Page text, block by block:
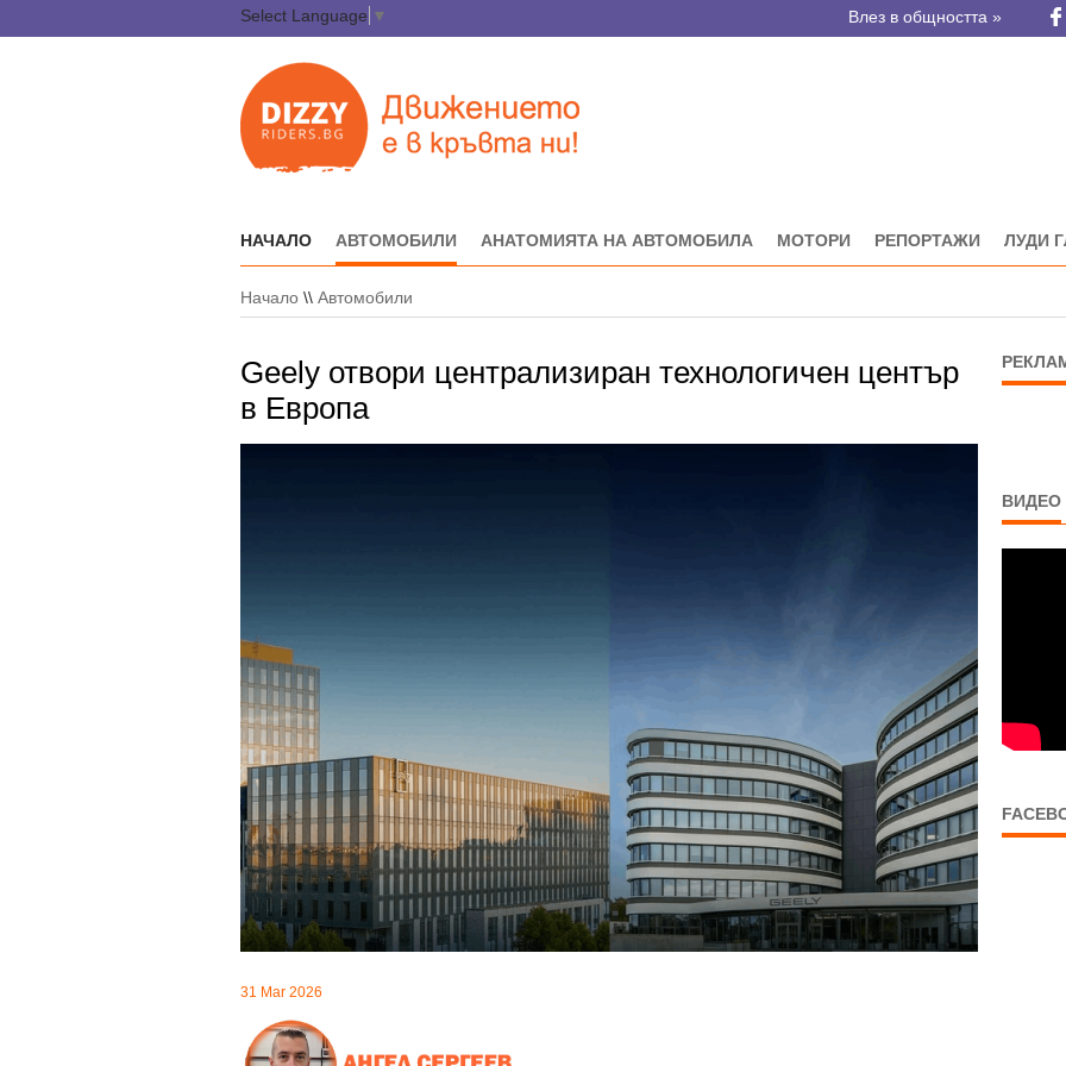
Select Language ▼ Влез в общността »
НАЧАЛО АВТОМОБИЛИ АНАТОМИЯТА НА АВТОМОБИЛА МОТОРИ РЕПОРТАЖИ ЛУДИ
Начало \\ Автомобили
Geely отвори централизиран технологичен център
в Европа
31 Mar 2026
ВИДЕО